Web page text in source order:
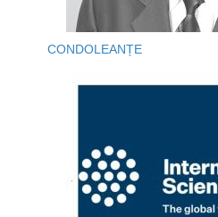
CONDOLEANȚE